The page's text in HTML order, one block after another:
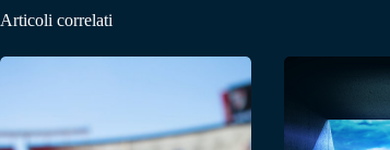
Articoli correlati